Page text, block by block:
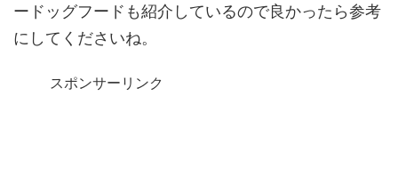
ードッグフードも紹介しているので良かったら参考
にしてくださいね。
スポンサーリンク